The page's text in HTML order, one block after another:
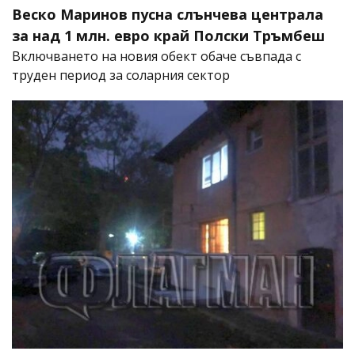
Веско Маринов пусна слънчева централа
за над 1 млн. евро край Полски Тръмбеш
Включването на новия обект обаче съвпада с
труден период за соларния сектор